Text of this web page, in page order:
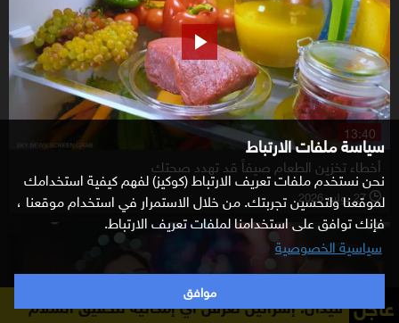
سياسة ملفات الارتباط
نحن نستخدم ملفات تعريف الارتباط (كوكيز) لفهم كيفية استخدامك
لموقعنا ولتحسين تجربتك. من خلال الاستمرار في استخدام موقعنا ،
فإنك توافق على استخدامنا لملفات تعريف الارتباط.
سياسية الخصوصية
موافق
13:40
أخطاء تخزين الطعام صيفاً قد تهدد صحتك
l 27 يوليو 2026
عاجل فيدان: إسرائيل تعرقل أي إمكانية لتحقيق السلام